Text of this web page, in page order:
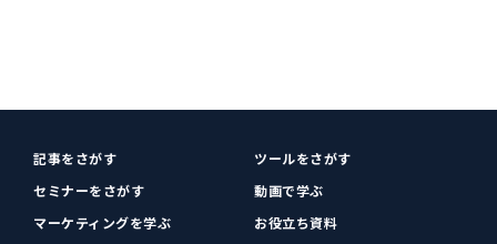
記事をさがす
ツールをさがす
セミナーをさがす
動画で学ぶ
マーケティングを学ぶ
お役立ち資料